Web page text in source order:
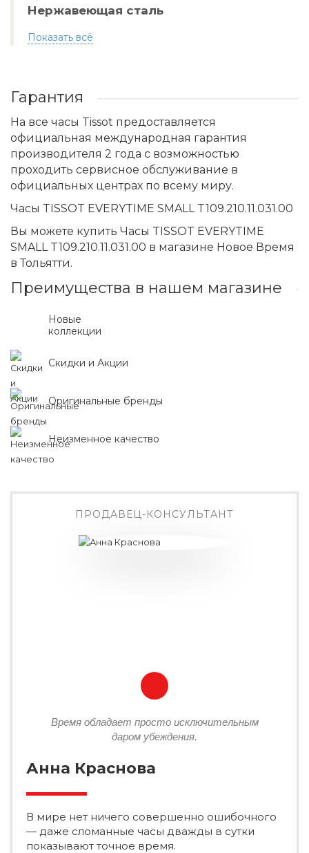
Нержавеющая сталь
Показать всё
Гарантия
На все часы Tissot предоставляется
официальная международная гарантия
производителя 2 года с возможностью
проходить сервисное обслуживание в
официальных центрах по всему миру.
Часы TISSOT EVERYTIME SMALL T109.210.11.031.00
Вы можете купить Часы TISSOT EVERYTIME
SMALL T109.210.11.031.00 в магазине Новое Время
в Тольятти.
Преимущества в нашем магазине
Новые
коллекции
Скидки и Акции
Оригинальные бренды
Неизменное качество
ПРОДАВЕЦ-КОНСУЛЬТАНТ
Время обладает просто исключительным
даром убеждения.
Анна Краснова
В мире нет ничего совершенно ошибочного
— даже сломанные часы дважды в сутки
показывают точное время.